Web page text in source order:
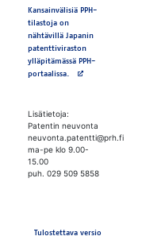
Kansainvälisiä PPH-
tilastoja on
nähtävillä Japanin
patenttiviraston
ylläpitämässä PPH-
portaalissa. Avautuu uuteen välilehteen
Lisätietoja:
Patentin neuvonta
neuvonta.patentti@prh.fi
ma-pe klo 9.00-
15.00
puh. 029 509 5858
Tulostettava versio